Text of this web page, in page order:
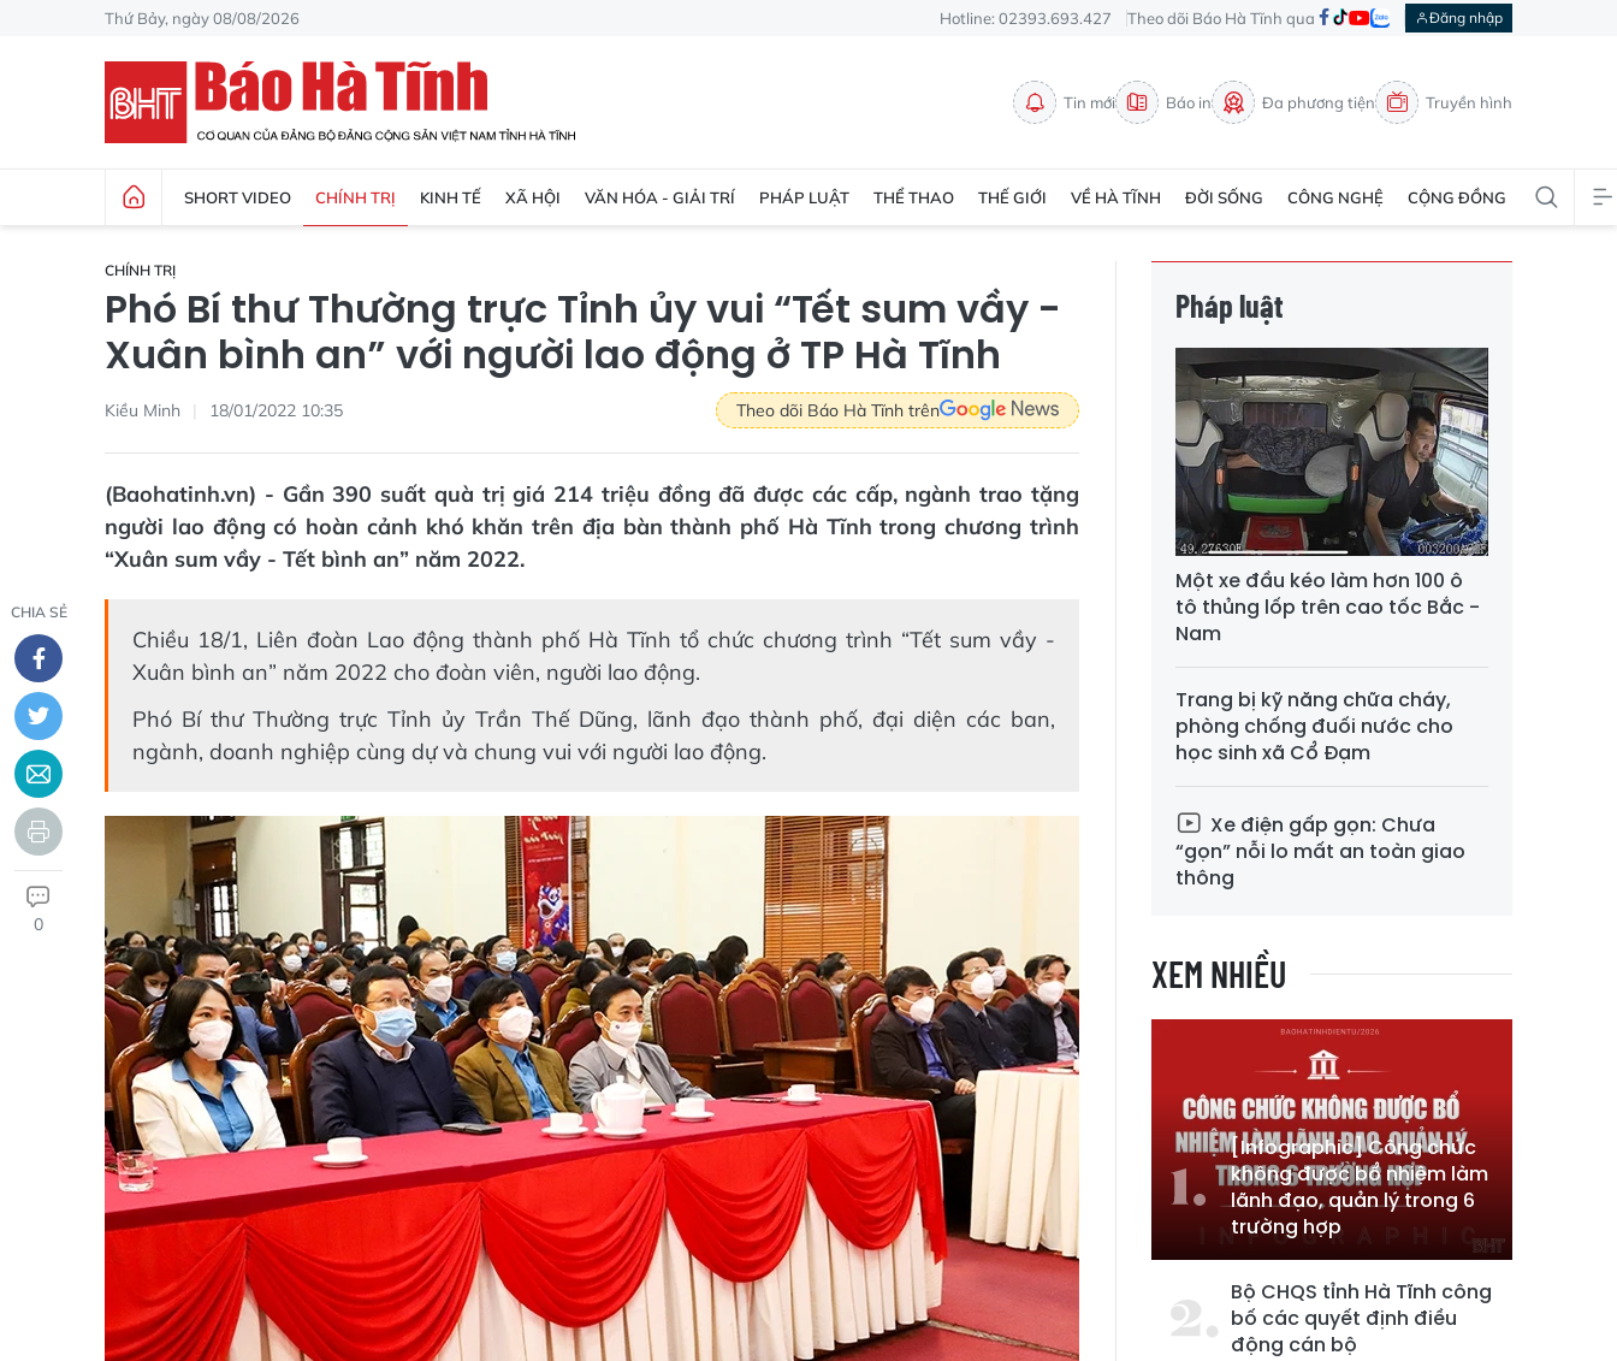
Thứ Bảy, ngày 08/08/2026 Hotline: 02393.693.427 Theo dõi Báo Hà Tĩnh qua Đăng nhập
Tin mới Báo in Đa phương tiện Truyền hình
SHORT VIDEO CHÍNH TRỊ KINH TẾ XÃ HỘI VĂN HÓA - GIẢI TRÍ PHÁP LUẬT THỂ THAO THẾ GIỚI VỀ HÀ TĨNH ĐỜI SỐNG CÔNG NGHỆ CỘNG ĐỒNG
CHÍNH TRỊ
Phó Bí thư Thường trực Tỉnh ủy vui “Tết sum vầy -
Xuân bình an” với người lao động ở TP Hà Tĩnh
Kiều Minh 18/01/2022 10:35 Theo dõi Báo Hà Tĩnh trên
(Baohatinh.vn) - Gần 390 suất quà trị giá 214 triệu đồng đã được các cấp, ngành trao tặng
người lao động có hoàn cảnh khó khăn trên địa bàn thành phố Hà Tĩnh trong chương trình
“Xuân sum vầy - Tết bình an” năm 2022.
CHIA SẺ
0
Chiều 18/1, Liên đoàn Lao động thành phố Hà Tĩnh tổ chức chương trình “Tết sum vầy -
Xuân bình an” năm 2022 cho đoàn viên, người lao động.
Phó Bí thư Thường trực Tỉnh ủy Trần Thế Dũng, lãnh đạo thành phố, đại diện các ban,
ngành, doanh nghiệp cùng dự và chung vui với người lao động.
Pháp luật
Một xe đầu kéo làm hơn 100 ô
tô thủng lốp trên cao tốc Bắc -
Nam
Trang bị kỹ năng chữa cháy,
phòng chống đuối nước cho
học sinh xã Cổ Đạm
Xe điện gấp gọn: Chưa
“gọn” nỗi lo mất an toàn giao
thông
XEM NHIỀU
[Infographic] Công chức
không được bổ nhiệm làm
lãnh đạo, quản lý trong 6
trường hợp
Bộ CHQS tỉnh Hà Tĩnh công
bố các quyết định điều
động cán bộ